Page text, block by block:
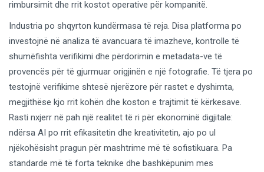
rimbursimit dhe rrit kostot operative për kompanitë.
Industria po shqyrton kundërmasa të reja. Disa platforma po
investojnë në analiza të avancuara të imazheve, kontrolle të
shumëfishta verifikimi dhe përdorimin e metadata-ve të
provencës për të gjurmuar origjinën e një fotografie. Të tjera po
testojnë verifikime shtesë njerëzore për rastet e dyshimta,
megjithëse kjo rrit kohën dhe koston e trajtimit të kërkesave.
Rasti nxjerr në pah një realitet të ri për ekonominë digjitale:
ndërsa AI po rrit efikasitetin dhe kreativitetin, ajo po ul
njëkohësisht pragun për mashtrime më të sofistikuara. Pa
standarde më të forta teknike dhe bashkëpunim mes